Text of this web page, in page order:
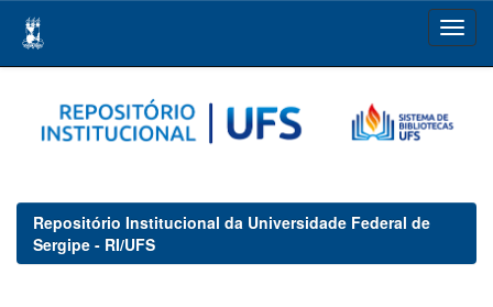
navigation
Repositório Institucional da Universidade Federal de
Sergipe - RI/UFS